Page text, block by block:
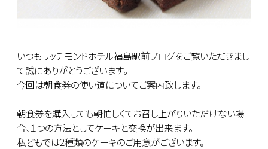
いつもリッチモンドホテル福島駅前ブログをご覧いただきまし
て誠にありがとうございます｡
今回は朝食券の使い道についてご案内致します。
朝食券を購入しても朝忙しくてお召し上がりいただけない場
合、１つの方法としてケーキと交換が出来ます。
私どもでは2種類のケーキのご用意がございます。